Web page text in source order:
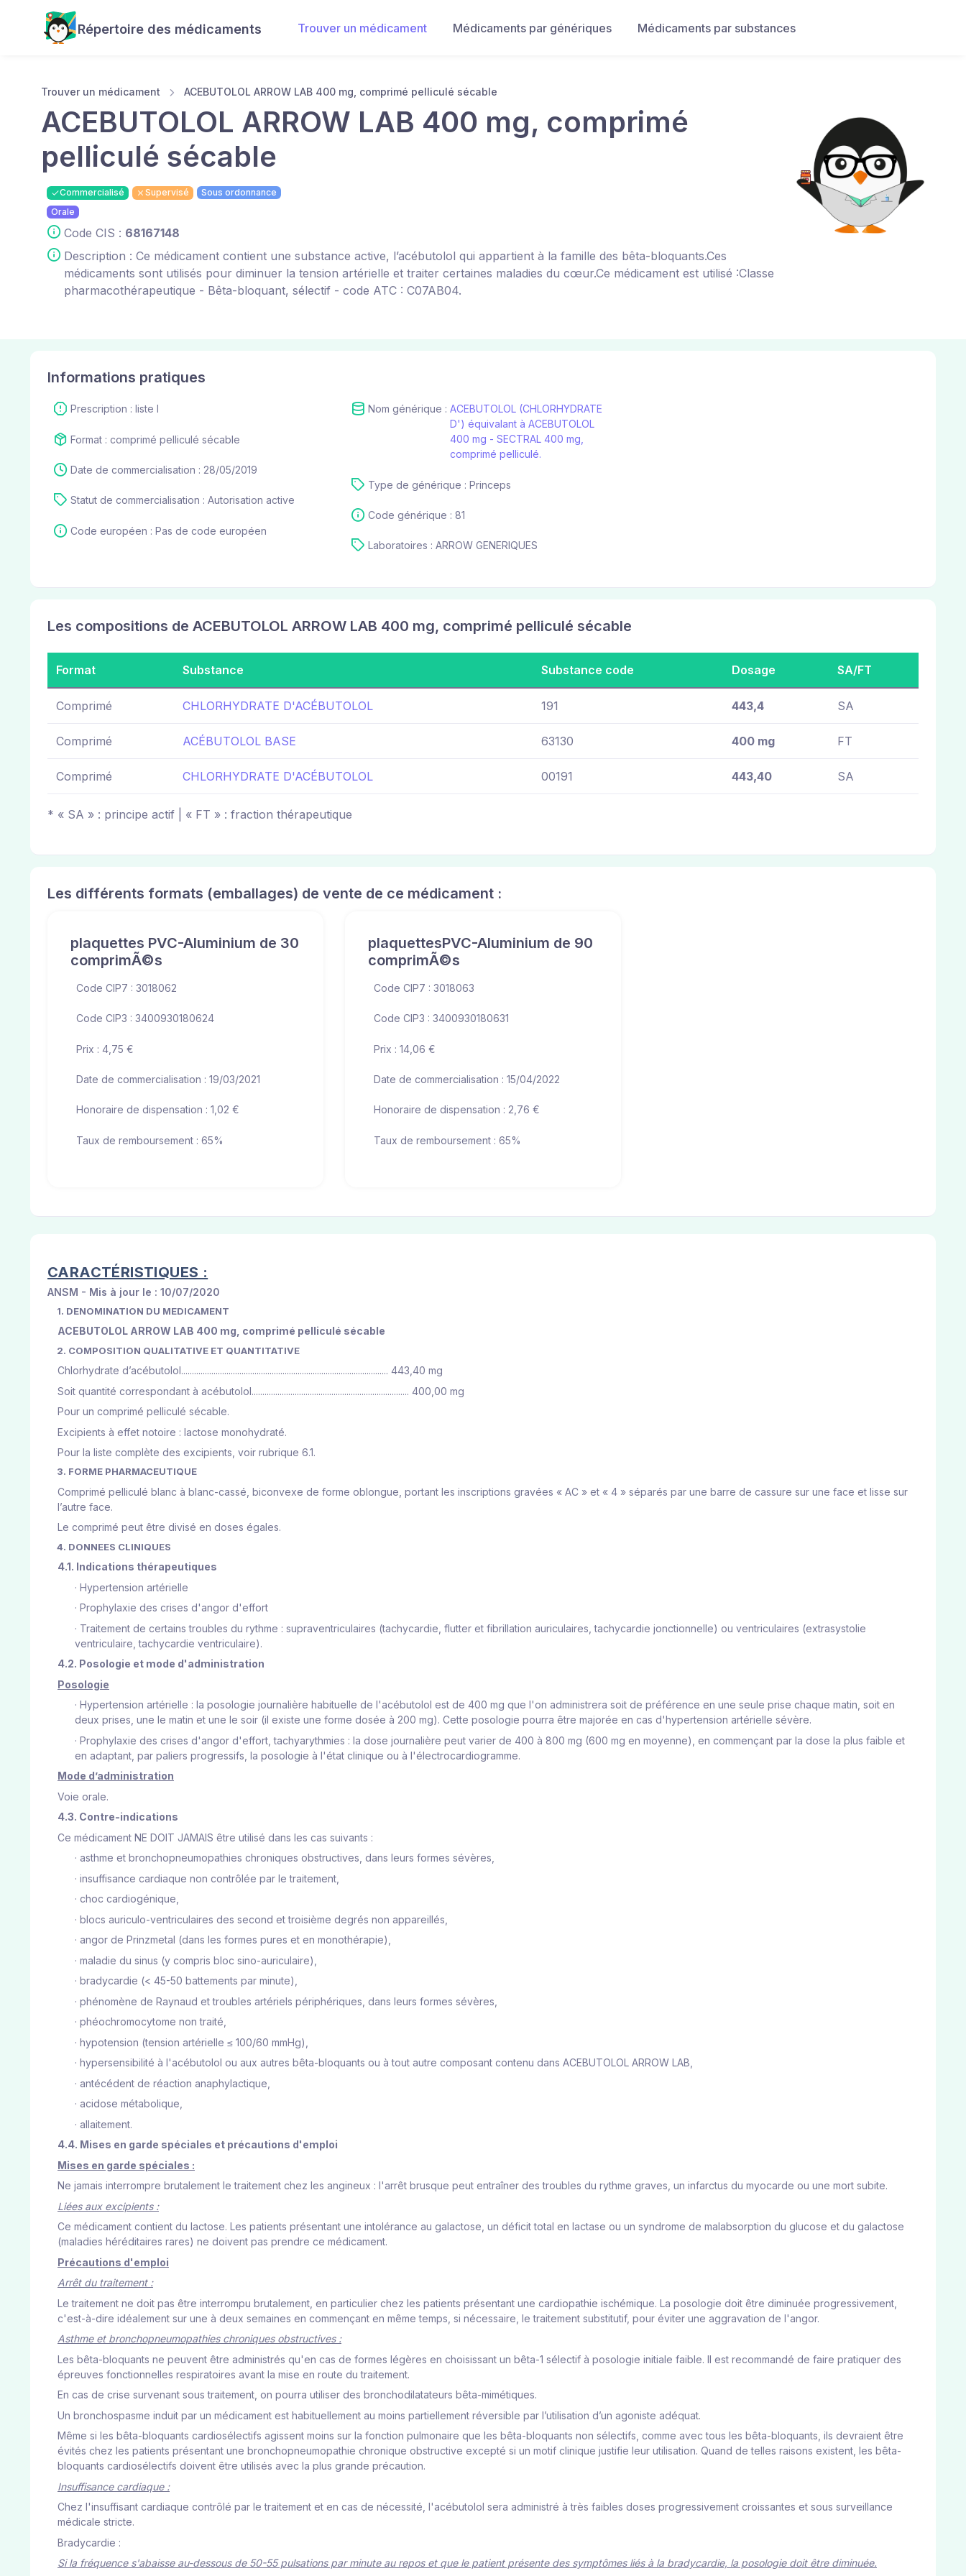
Répertoire des médicaments Trouver un médicament Médicaments par génériques Médicaments par substances
Trouver un médicament ACEBUTOLOL ARROW LAB 400 mg, comprimé pelliculé sécable
ACEBUTOLOL ARROW LAB 400 mg, comprimé
pelliculé sécable
Commercialisé Supervisé
Sous ordonnance
Orale
Code CIS : 68167148
Description : Ce médicament contient une substance active, l’acébutolol qui appartient à la famille des bêta-bloquants.Ces
médicaments sont utilisés pour diminuer la tension artérielle et traiter certaines maladies du cœur.Ce médicament est utilisé :Classe
pharmacothérapeutique - Bêta-bloquant, sélectif - code ATC : C07AB04.
Informations pratiques
Prescription : liste I
Format : comprimé pelliculé sécable
Date de commercialisation : 28/05/2019
Statut de commercialisation : Autorisation active
Code européen : Pas de code européen
Nom générique : ACEBUTOLOL (CHLORHYDRATE
D') équivalant à ACEBUTOLOL
400 mg - SECTRAL 400 mg,
comprimé pelliculé.
Type de générique : Princeps
Code générique : 81
Laboratoires : ARROW GENERIQUES
Les compositions de ACEBUTOLOL ARROW LAB 400 mg, comprimé pelliculé sécable
Format Substance Substance code Dosage SA/FT
Comprimé CHLORHYDRATE D'ACÉBUTOLOL 191 443,4 SA
Comprimé ACÉBUTOLOL BASE 63130 400 mg FT
Comprimé CHLORHYDRATE D'ACÉBUTOLOL 00191 443,40 SA
* « SA » : principe actif | « FT » : fraction thérapeutique
Les différents formats (emballages) de vente de ce médicament :
plaquettes PVC-Aluminium de 30
comprimÃ©s
Code CIP7 : 3018062
Code CIP3 : 3400930180624
Prix : 4,75 €
Date de commercialisation : 19/03/2021
Honoraire de dispensation : 1,02 €
Taux de remboursement : 65%
plaquettesPVC-Aluminium de 90
comprimÃ©s
Code CIP7 : 3018063
Code CIP3 : 3400930180631
Prix : 14,06 €
Date de commercialisation : 15/04/2022
Honoraire de dispensation : 2,76 €
Taux de remboursement : 65%
CARACTÉRISTIQUES :
ANSM - Mis à jour le : 10/07/2020
1. DENOMINATION DU MEDICAMENT
ACEBUTOLOL ARROW LAB 400 mg, comprimé pelliculé sécable
2. COMPOSITION QUALITATIVE ET QUANTITATIVE
Chlorhydrate d’acébutolol................................................................................................ 443,40 mg
Soit quantité correspondant à acébutolol......................................................................... 400,00 mg
Pour un comprimé pelliculé sécable.
Excipients à effet notoire : lactose monohydraté.
Pour la liste complète des excipients, voir rubrique 6.1.
3. FORME PHARMACEUTIQUE
Comprimé pelliculé blanc à blanc-cassé, biconvexe de forme oblongue, portant les inscriptions gravées « AC » et « 4 » séparés par une barre de cassure sur une face et lisse sur
l’autre face.
Le comprimé peut être divisé en doses égales.
4. DONNEES CLINIQUES
4.1. Indications thérapeutiques
· Hypertension artérielle
· Prophylaxie des crises d'angor d'effort
· Traitement de certains troubles du rythme : supraventriculaires (tachycardie, flutter et fibrillation auriculaires, tachycardie jonctionnelle) ou ventriculaires (extrasystolie
ventriculaire, tachycardie ventriculaire).
4.2. Posologie et mode d'administration
Posologie
· Hypertension artérielle : la posologie journalière habituelle de l'acébutolol est de 400 mg que l'on administrera soit de préférence en une seule prise chaque matin, soit en
deux prises, une le matin et une le soir (il existe une forme dosée à 200 mg). Cette posologie pourra être majorée en cas d'hypertension artérielle sévère.
· Prophylaxie des crises d'angor d'effort, tachyarythmies : la dose journalière peut varier de 400 à 800 mg (600 mg en moyenne), en commençant par la dose la plus faible et
en adaptant, par paliers progressifs, la posologie à l'état clinique ou à l'électrocardiogramme.
Mode d’administration
Voie orale.
4.3. Contre-indications
Ce médicament NE DOIT JAMAIS être utilisé dans les cas suivants :
· asthme et bronchopneumopathies chroniques obstructives, dans leurs formes sévères,
· insuffisance cardiaque non contrôlée par le traitement,
· choc cardiogénique,
· blocs auriculo-ventriculaires des second et troisième degrés non appareillés,
· angor de Prinzmetal (dans les formes pures et en monothérapie),
· maladie du sinus (y compris bloc sino-auriculaire),
· bradycardie (< 45-50 battements par minute),
· phénomène de Raynaud et troubles artériels périphériques, dans leurs formes sévères,
· phéochromocytome non traité,
· hypotension (tension artérielle ≤ 100/60 mmHg),
· hypersensibilité à l'acébutolol ou aux autres bêta-bloquants ou à tout autre composant contenu dans ACEBUTOLOL ARROW LAB
· antécédent de réaction anaphylactique,
· acidose métabolique,
· allaitement.
4.4. Mises en garde spéciales et précautions d'emploi
Mises en garde spéciales :
Ne jamais interrompre brutalement le traitement chez les angineux : l'arrêt brusque peut entraîner des troubles du rythme graves, un infarctus du myocarde ou une mort subite.
Liées aux excipients :
Ce médicament contient du lactose. Les patients présentant une intolérance au galactose, un déficit total en lactase ou un syndrome de malabsorption du glucose et du galactose
(maladies héréditaires rares) ne doivent pas prendre ce médicament.
Précautions d'emploi
Arrêt du traitement :
Le traitement ne doit pas être interrompu brutalement, en particulier chez les patients présentant une cardiopathie ischémique. La posologie doit être diminuée progressivement,
c'est-à-dire idéalement sur une à deux semaines en commençant en même temps, si nécessaire, le traitement substitutif, pour éviter une aggravation de l'angor.
Asthme et bronchopneumopathies chroniques obstructives :
Les bêta-bloquants ne peuvent être administrés qu'en cas de formes légères en choisissant un bêta-1 sélectif à posologie initiale faible. Il est recommandé de faire pratiquer des
épreuves fonctionnelles respiratoires avant la mise en route du traitement.
En cas de crise survenant sous traitement, on pourra utiliser des bronchodilatateurs bêta-mimétiques.
Un bronchospasme induit par un médicament est habituellement au moins partiellement réversible par l’utilisation d’un agoniste adéquat.
Même si les bêta-bloquants cardiosélectifs agissent moins sur la fonction pulmonaire que les bêta-bloquants non sélectifs, comme avec tous les bêta-bloquants, ils devraient être
évités chez les patients présentant une bronchopneumopathie chronique obstructive excepté si un motif clinique justifie leur utilisation. Quand de telles raisons existent, les bêta-
bloquants cardiosélectifs doivent être utilisés avec la plus grande précaution.
Insuffisance cardiaque :
Chez l'insuffisant cardiaque contrôlé par le traitement et en cas de nécessité, l'acébutolol sera administré à très faibles doses progressivement croissantes et sous surveillance
médicale stricte.
Bradycardie :
Si la fréquence s'abaisse au-dessous de 50-55 pulsations par minute au repos et que le patient présente des symptômes liés à la bradycardie, la posologie doit être diminuée.